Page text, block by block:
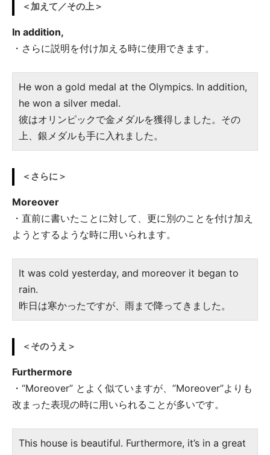
＜加えて／その上＞
In addition,
・さらに説明を付け加える時に使用できます。
He won a gold medal at the Olympics. In addition,
he won a silver medal.
彼はオリンピックで金メダルを獲得しました。その
上、銀メダルも手に入れました。
＜さらに＞
Moreover
・直前に書いたことに対して、更に別のことを付け加え
ようとするような時に用いられます。
It was cold yesterday, and moreover it began to
rain.
昨日は寒かったですが、雨まで降ってきました。
＜そのうえ＞
Furthermore
・“Moreover” とよく似ていますが、”Moreover”よりも
改まった表現の時に用いられることが多いです。
This house is beautiful. Furthermore, it’s in a great